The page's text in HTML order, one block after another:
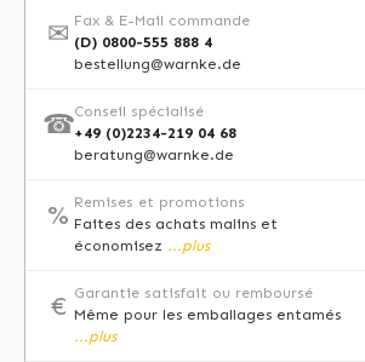
✉ Fax & E-Mail commande
(D) 0800-555 888 4
bestellung@warnke.de
☎Conseil spécialisé
+49 (0)2234-219 04 68
beratung@warnke.de
% Remises et promotions
Faites des achats malins et
économisez ...plus
€ Garantie satisfait ou remboursé
Même pour les emballages entamés
...plus